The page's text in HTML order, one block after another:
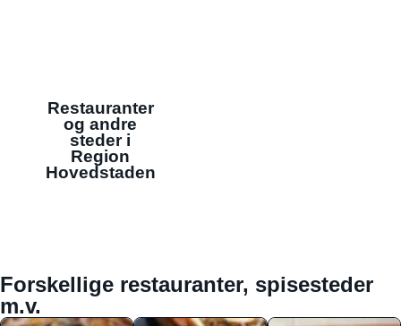
Restauranter
og andre
steder i
Region
Hovedstaden
Forskellige restauranter, spisesteder
m.v.